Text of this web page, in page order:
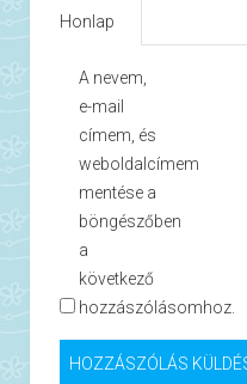
Honlap
A nevem,
e-mail
címem, és
weboldalcímem
mentése a
böngészőben
a
következő
hozzászólásomhoz.